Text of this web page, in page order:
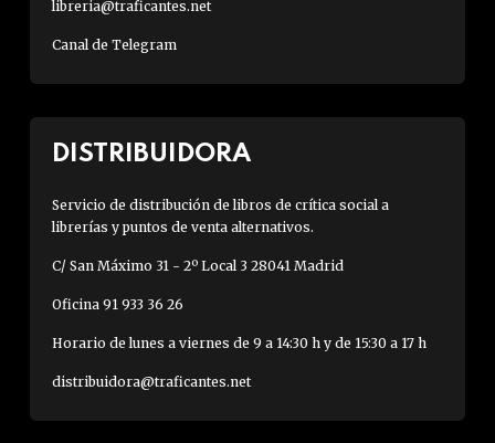
libreria@traficantes.net
Canal de Telegram
DISTRIBUIDORA
Servicio de distribución de libros de crítica social a
librerías y puntos de venta alternativos.
C/ San Máximo 31 - 2º Local 3 28041 Madrid
Oficina 91 933 36 26
Horario de lunes a viernes de 9 a 14:30 h y de 15:30 a 17 h
distribuidora@traficantes.net